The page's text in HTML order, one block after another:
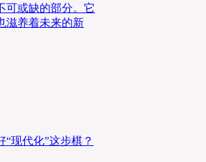
新零售
团，创立于1992年，董事长黄奕瑞，日本
果菜批发市场后方的滨江鱼市，成立了上引
市、立吞美食、乐烹锅物、海鲜烧烤、鲜味
置，高CP值（性价比）商品、加上超新鲜的
估计每年约有人民币1亿元以上的营收。以虾
可或缺的部分。它
滋养着未来的新
现代化”这步棋？